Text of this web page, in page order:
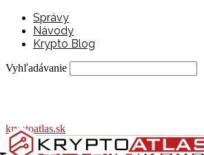
Správy
Návody
Krypto Blog
Vyhľadávanie
kryptoatlas.sk